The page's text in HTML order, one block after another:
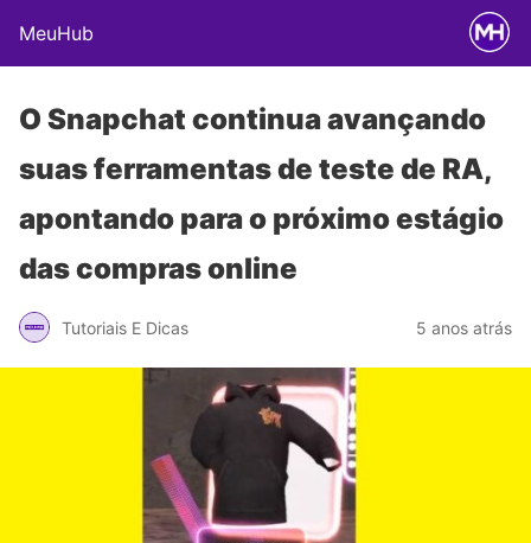
MeuHub
O Snapchat continua avançando
suas ferramentas de teste de RA,
apontando para o próximo estágio
das compras online
Tutoriais E Dicas 5 anos atrás